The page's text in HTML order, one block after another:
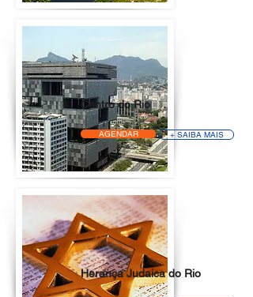
Centro do Rio
AGENDAR + SAIBA MAIS
Herança Judaica do Rio